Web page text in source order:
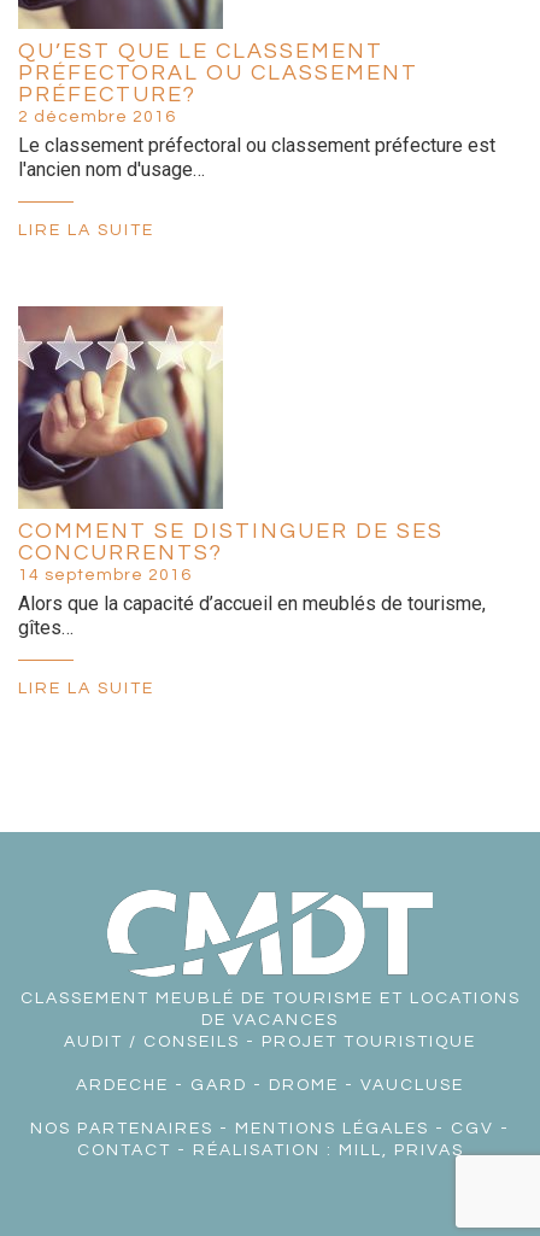
QU’EST QUE LE CLASSEMENT
PRÉFECTORAL OU CLASSEMENT
PRÉFECTURE?
2 décembre 2016
Le classement préfectoral ou classement préfecture est
l'ancien nom d'usage…
LIRE LA SUITE
COMMENT SE DISTINGUER DE SES
CONCURRENTS?
14 septembre 2016
Alors que la capacité d’accueil en meublés de tourisme,
gîtes…
LIRE LA SUITE
CLASSEMENT MEUBLÉ DE TOURISME ET LOCATIONS
DE VACANCES
AUDIT / CONSEILS - PROJET TOURISTIQUE
ARDECHE - GARD - DROME - VAUCLUSE
NOS PARTENAIRES - MENTIONS LÉGALES - CGV -
CONTACT - RÉALISATION : MILL, PRIVAS